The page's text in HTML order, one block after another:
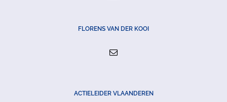
FLORENS VAN DER KOOI
ACTIELEIDER VLAANDEREN